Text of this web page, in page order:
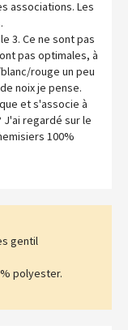
associations. Les
3. Ce ne sont pas
pas optimales, à
rouge un peu
noix je pense.
et s'associe à
J'ai regardé sur le
100%
gentil
polyester.